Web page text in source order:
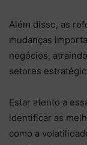
Além disso, as
mudanças
negócios,
setores
Estar atento a
identificar as
como a